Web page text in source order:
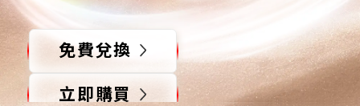
免費兌換
立即購買